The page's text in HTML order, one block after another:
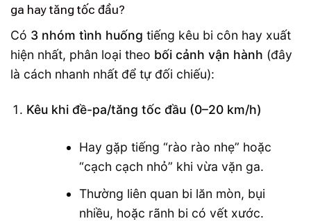
ga hay tăng tốc đầu?
Có 3 nhóm tình huống tiếng kêu bi côn hay xuất
hiện nhất, phân loại theo bối cảnh vận hành (đây
là cách nhanh nhất để tự đối chiếu):
Kêu khi đề-pa/tăng tốc đầu (0–20 km/h)
Hay gặp tiếng “rào rào nhẹ” hoặc
“cạch cạch nhỏ” khi vừa vặn ga.
Thường liên quan bi lăn mòn, bụi
nhiều, hoặc rãnh bi có vết xước.